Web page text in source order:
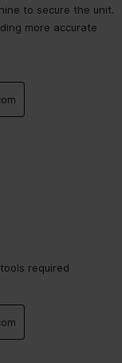
to secure the unit.
more accurate
required